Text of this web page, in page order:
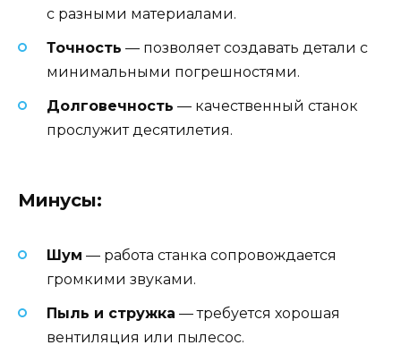
с разными материалами.
Точность — позволяет создавать детали с
минимальными погрешностями.
Долговечность — качественный станок
прослужит десятилетия.
Минусы:
Шум — работа станка сопровождается
громкими звуками.
Пыль и стружка — требуется хорошая
вентиляция или пылесос.